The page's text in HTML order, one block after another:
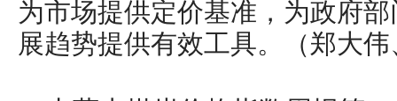
为市场提供定价基准，为政府
展趋势提供有效工具。（郑大